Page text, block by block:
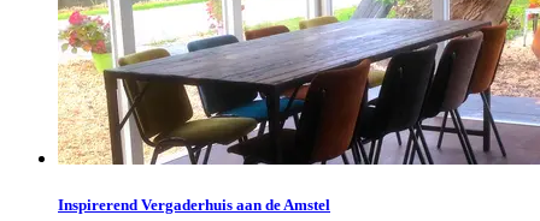
Inspirerend Vergaderhuis aan de Amstel